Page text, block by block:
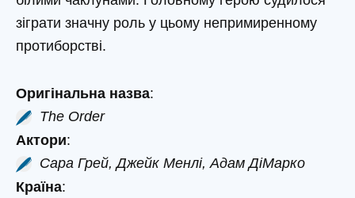
зіграти значну роль у цьому непримиренному
протиборстві.
Оригінальна назва:
The Order
Актори:
Сара Грей, Джейк Менлі, Адам ДіМарко
Країна: